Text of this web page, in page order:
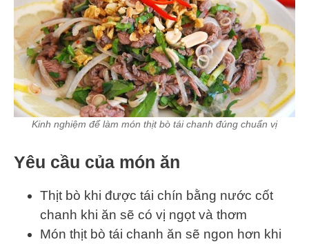
Kinh nghiệm để làm món thịt bò tái chanh đúng chuẩn vị
Yêu cầu của món ăn
Thịt bò khi được tái chín bằng nước cốt
chanh khi ăn sẽ có vị ngọt và thơm
Món thịt bò tái chanh ăn sẽ ngon hơn khi